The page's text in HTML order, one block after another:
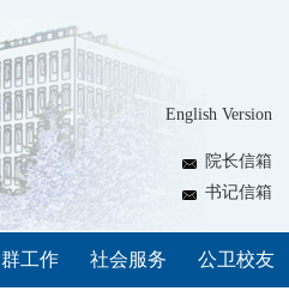
English Version
院长信箱
书记信箱
工作 社会服务 公卫校友